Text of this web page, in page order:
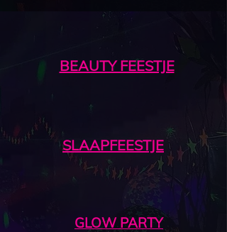
BEAUTY FEESTJE
SLAAPFEESTJE
GLOW PARTY